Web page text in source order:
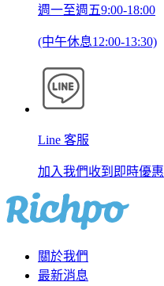
週一至週五9:00-18:00
(中午休息12:00-13:30)
Line 客服
加入我們收到即時優惠
關於我們
最新消息